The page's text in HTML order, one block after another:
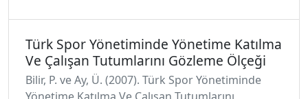
Türk Spor Yönetiminde Yönetime Katılma
Ve Çalışan Tutumlarını Gözleme Ölçeği
Bilir, P. ve Ay, Ü. (2007). Türk Spor Yönetiminde